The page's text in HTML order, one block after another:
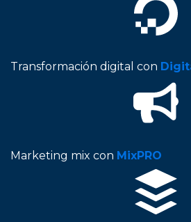
Transformación digital con
Marketing mix con MixPRO